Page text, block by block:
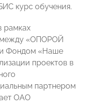
курс обучения.
рамках
между «ОПОРОЙ
Фондом «Наше
проектов в
партнером
ОАО